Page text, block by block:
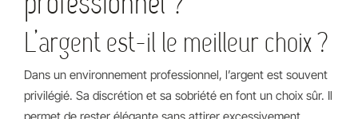
L’argent est-il le meilleur choix ?
Dans un environnement professionnel, l’argent est souvent
privilégié. Sa discrétion et sa sobriété en font un choix sûr. Il